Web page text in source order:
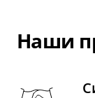
Наши